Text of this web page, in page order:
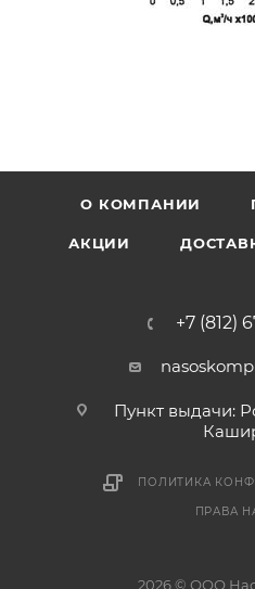
О КОМПАНИИ
АКЦИИ
+7 (812)
Пункт выдачи:
ПОЛИТИКА
ПРАВА
2026 © ООО